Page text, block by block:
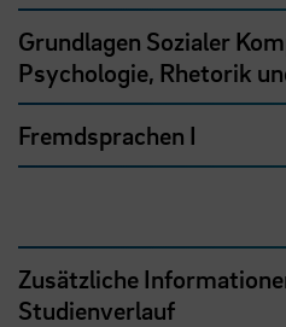
Grundlagen Sozialer
Psychologie, Rhetorik
Fremdsprachen I
Zusätzliche
Studienverlauf